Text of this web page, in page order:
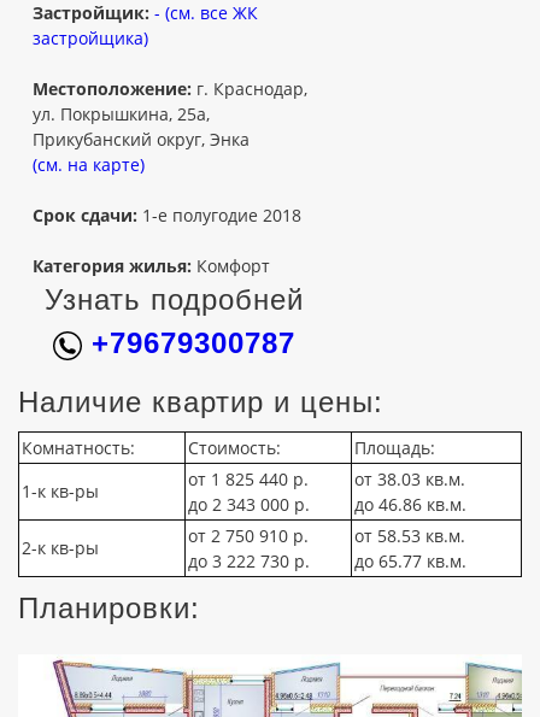
Застройщик: - (см. все ЖК
застройщика)
Местоположение: г. Краснодар,
ул. Покрышкина, 25а,
Прикубанский округ, Энка
(см. на карте)
Срок сдачи: 1-е полугодие 2018
Категория жилья: Комфорт
Узнать подробней
+79679300787
Наличие квартир и цены:
Комнатность: Стоимость:
Площадь:
1-к кв-ры
от 1 825 440 р.
до 2 343 000 р.
от 38.03 кв.м.
до 46.86 кв.м.
2-к кв-ры
от 2 750 910 р.
до 3 222 730 р.
от 58.53 кв.м.
до 65.77 кв.м.
Планировки: